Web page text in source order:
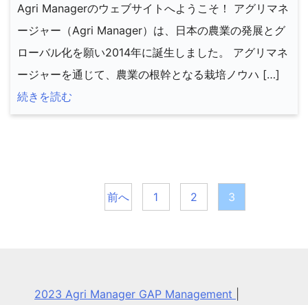
Agri Managerのウェブサイトへようこそ！ アグリマネ
ージャー（Agri Manager）は、日本の農業の発展とグ
ローバル化を願い2014年に誕生しました。 アグリマネ
ージャーを通じて、農業の根幹となる栽培ノウハ […]
続きを読む
ジ
前へ 1 2 3
2023 Agri Manager GAP Management